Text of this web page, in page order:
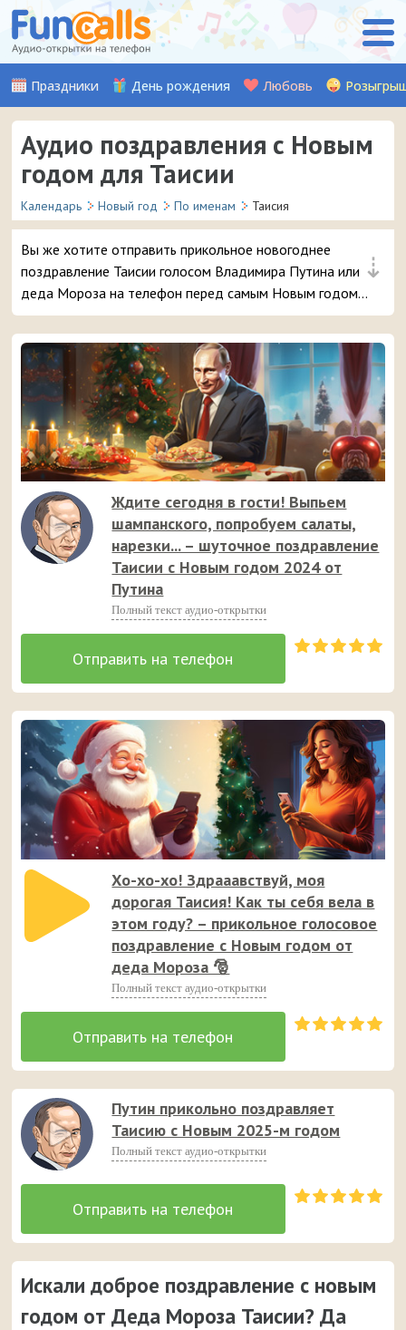
Праздники День рождения Любовь
Аудио поздравления с Новым
годом для Таисии
Календарь Новый год По именам Таисия
⇣
Вы же хотите отправить прикольное новогоднее
поздравление Таисии голосом Владимира Путина или
деда Мороза на телефон перед самым Новым годом?
😜 Обещаем, ей точно понравится – и неожиданный
звонок и такое доброе аудио поздравление 🔥 👏
Ждите сегодня в гости! Выпьем
шампанского, попробуем салаты,
нарезки... – шуточное поздравление
Таисии с Новым годом 2024 от
Путина
Полный текст аудио-открытки
Хо-хо-хо! Здрааавствуй, моя
дорогая Таисия! Как ты себя вела в
этом году? – прикольное голосовое
поздравление с Новым годом от
деда Мороза 🎅
Полный текст аудио-открытки
Путин прикольно поздравляет
Таисию с Новым 2025-м годом
Полный текст аудио-открытки
Искали доброе поздравление с новым
годом от Деда Мороза Таисии? Да